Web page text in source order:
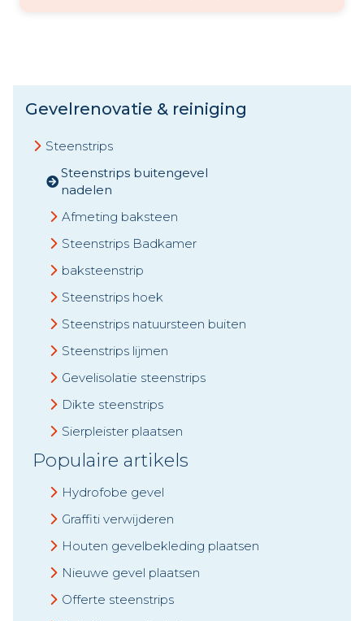
Gevelrenovatie & reiniging
Steenstrips
Steenstrips buitengevel
nadelen
Afmeting baksteen
Steenstrips Badkamer
baksteenstrip
Steenstrips hoek
Steenstrips natuursteen buiten
Steenstrips lijmen
Gevelisolatie steenstrips
Dikte steenstrips
Sierpleister plaatsen
Populaire artikels
Hydrofobe gevel
Graffiti verwijderen
Houten gevelbekleding plaatsen
Nieuwe gevel plaatsen
Offerte steenstrips